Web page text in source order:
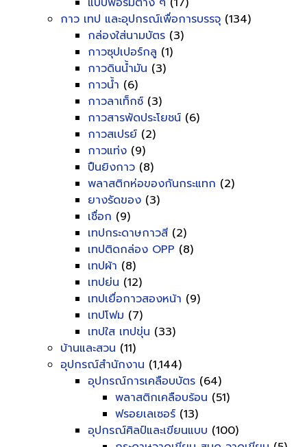
กาว เทป และอุปกรณ์เพื่อการบรรจุ (134)
กล่องใส่นามบัตร (3)
กาวซุปเปอร์กลู (1)
กาวดินน้ำมัน (3)
กาวน้ำ (6)
กาวลาเท็กซ์ (3)
กาวสารพัดประโยชน์ (6)
กาวสเปรย์ (2)
กาวแท่ง (9)
ปืนยิงกาว (8)
พลาสติกห่อของกันกระแทก (2)
ยางรัดของ (3)
เชื่อก (9)
เทปกระดาษกาวสี (2)
เทปติดกล่อง OPP (8)
เทปผ้า (8)
เทปย่น (12)
เทปเยื่อกาวสองหน้า (9)
เทปโฟม (7)
เทปใส เทปขุ่น (33)
บ้านและสวน (11)
อุปกรณ์สำนักงาน (1,144)
อุปกรณ์การเคลือบบัตร (64)
พลาสติกเคลือบร้อน (51)
ฟรอยเลเซอร์ (13)
อุปกรณ์ศิลป์และเขียนแบบ (100)